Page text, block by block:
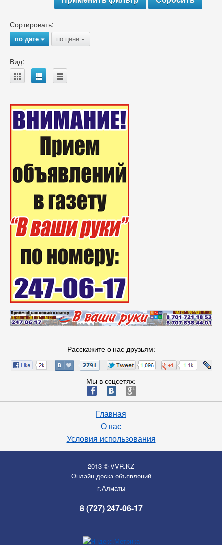
Сортировать:
по дате{ по цене {
Вид:
A B C
Расскажите о нас друзьям:
Мы в соцсетях:
ä æ è
Главная
О нас
Условия использования
2013 © VVR.KZ
Онлайн-доска объявлений
г.Алматы
8 (727) 247-06-17